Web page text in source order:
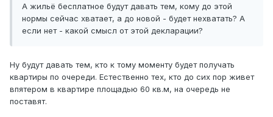
А жильё бесплатное будут давать тем, кому до этой
нормы сейчас хватает, а до новой - будет нехватать? А
если нет - какой смысл от этой декларации?
Ну будут давать тем, кто к тому моменту будет получать
квартиры по очереди. Естественно тех, кто до сих пор живет
впятером в квартире площадью 60 кв.м, на очередь не
поставят.